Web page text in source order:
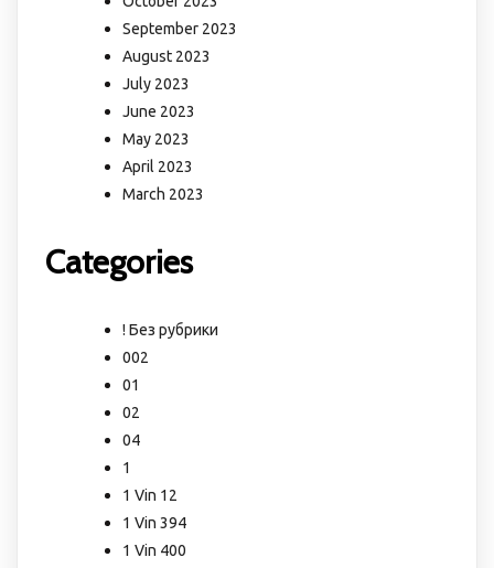
September 2023
August 2023
July 2023
June 2023
May 2023
April 2023
March 2023
Categories
! Без рубрики
002
01
02
04
1
1 Vin 12
1 Vin 394
1 Vin 400